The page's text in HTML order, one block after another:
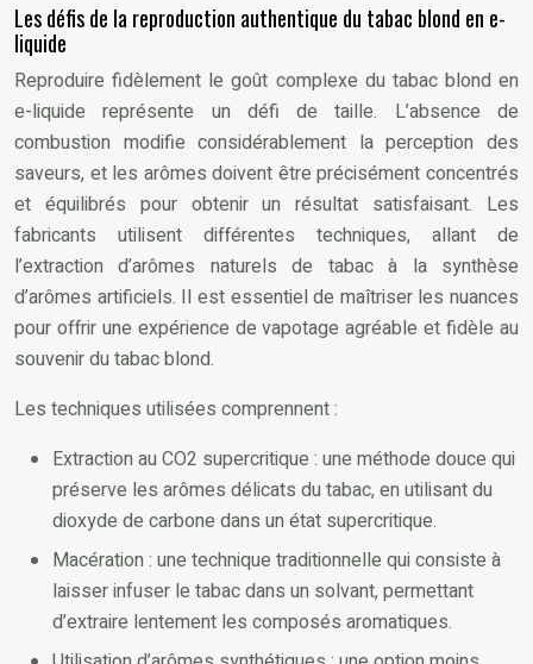
Les défis de la reproduction authentique du tabac blond en e-
liquide
Reproduire fidèlement le goût complexe du tabac blond en
e-liquide représente un défi de taille. L’absence de
combustion modifie considérablement la perception des
saveurs, et les arômes doivent être précisément concentrés
et équilibrés pour obtenir un résultat satisfaisant. Les
fabricants utilisent différentes techniques, allant de
l’extraction d’arômes naturels de tabac à la synthèse
d’arômes artificiels. Il est essentiel de maîtriser les nuances
pour offrir une expérience de vapotage agréable et fidèle au
souvenir du tabac blond.
Les techniques utilisées comprennent :
Extraction au CO2 supercritique : une méthode douce qui
préserve les arômes délicats du tabac, en utilisant du
dioxyde de carbone dans un état supercritique.
Macération : une technique traditionnelle qui consiste à
laisser infuser le tabac dans un solvant, permettant
d’extraire lentement les composés aromatiques.